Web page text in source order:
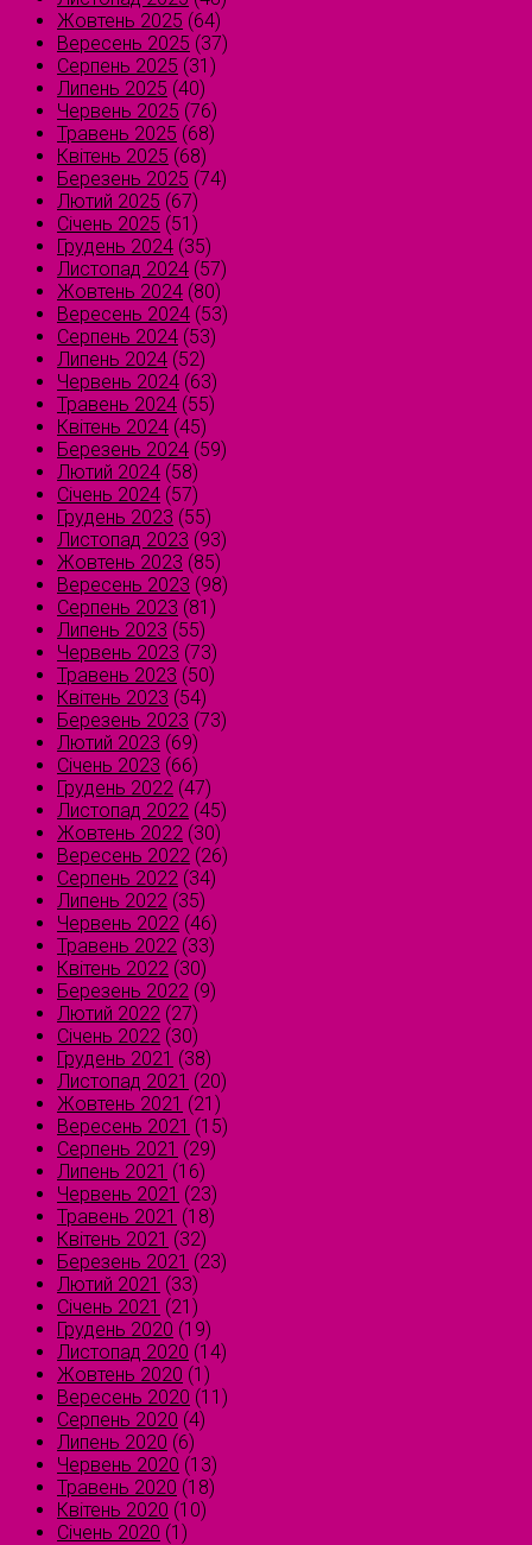
Жовтень 2025 (64)
Вересень 2025 (37)
Серпень 2025 (31)
Липень 2025 (40)
Червень 2025 (76)
Травень 2025 (68)
Квітень 2025 (68)
Березень 2025 (74)
Лютий 2025 (67)
Січень 2025 (51)
Грудень 2024 (35)
Листопад 2024 (57)
Жовтень 2024 (80)
Вересень 2024 (53)
Серпень 2024 (53)
Липень 2024 (52)
Червень 2024 (63)
Травень 2024 (55)
Квітень 2024 (45)
Березень 2024 (59)
Лютий 2024 (58)
Січень 2024 (57)
Грудень 2023 (55)
Листопад 2023 (93)
Жовтень 2023 (85)
Вересень 2023 (98)
Серпень 2023 (81)
Липень 2023 (55)
Червень 2023 (73)
Травень 2023 (50)
Квітень 2023 (54)
Березень 2023 (73)
Лютий 2023 (69)
Січень 2023 (66)
Грудень 2022 (47)
Листопад 2022 (45)
Жовтень 2022 (30)
Вересень 2022 (26)
Серпень 2022 (34)
Липень 2022 (35)
Червень 2022 (46)
Травень 2022 (33)
Квітень 2022 (30)
Березень 2022 (9)
Лютий 2022 (27)
Січень 2022 (30)
Грудень 2021 (38)
Листопад 2021 (20)
Жовтень 2021 (21)
Вересень 2021 (15)
Серпень 2021 (29)
Липень 2021 (16)
Червень 2021 (23)
Травень 2021 (18)
Квітень 2021 (32)
Березень 2021 (23)
Лютий 2021 (33)
Січень 2021 (21)
Грудень 2020 (19)
Листопад 2020 (14)
Жовтень 2020 (1)
Вересень 2020 (11)
Серпень 2020 (4)
Липень 2020 (6)
Червень 2020 (13)
Травень 2020 (18)
Квітень 2020 (10)
Січень 2020 (1)